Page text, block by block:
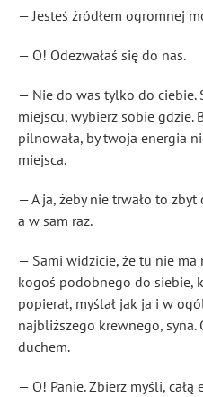
— Jesteś źródłem ogromnej
— O! Odezwałaś się do nas.
— Nie do was tylko do ciebie.
miejscu, wybierz sobie gdzie.
pilnowała, by twoja energia
miejsca.
— A ja, żeby nie trwało to
a w sam raz.
— Sami widzicie, że tu nie ma
kogoś podobnego do siebie,
popierał, myślał jak ja i w
najbliższego krewnego,
duchem.
— O! Panie. Zbierz myśli, całą